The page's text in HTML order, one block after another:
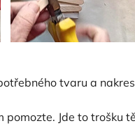
tvaru a
Jde to trošku